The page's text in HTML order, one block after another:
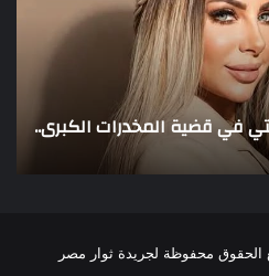
في قضية المخدرات الكبرى..